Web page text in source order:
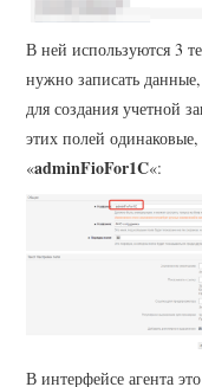
В ней используются 3
нужно записать
для создания учетной
этих полей
«adminFioFor1C«:
В интерфейсе агента